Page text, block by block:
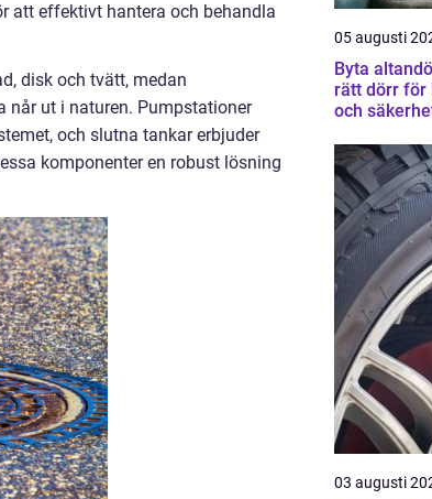
att effektivt hantera och behandla
disk och tvätt, medan
ut i naturen. Pumpstationer
och slutna tankar erbjuder
komponenter en robust lösning
05 augusti
Byta altandörr så
rätt dörr för
och
03 augusti